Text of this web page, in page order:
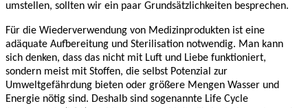
umstellen, sollten wir ein paar Grundsätzlichkeiten besprechen.
Für die Wiederverwendung von Medizinprodukten ist eine
adäquate Aufbereitung und Sterilisation notwendig. Man kann
sich denken, dass das nicht mit Luft und Liebe funktioniert,
sondern meist mit Stoffen, die selbst Potenzial zur
Umweltgefährdung bieten oder größere Mengen Wasser und
Energie nötig sind. Deshalb sind sogenannte Life Cycle